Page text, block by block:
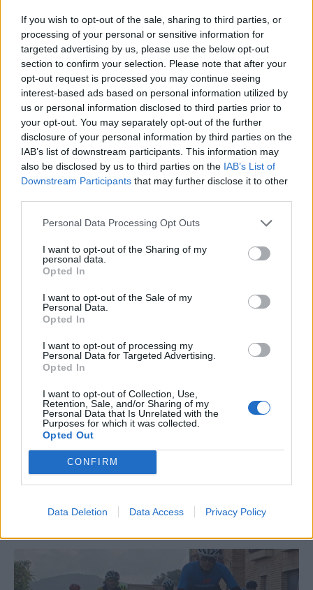
If you wish to opt-out of the sale, sharing to third parties, or
processing of your personal or sensitive information for
targeted advertising by us, please use the below opt-out
section to confirm your selection. Please note that after your
opt-out request is processed you may continue seeing
interest-based ads based on personal information utilized by
us or personal information disclosed to third parties prior to
your opt-out. You may separately opt-out of the further
disclosure of your personal information by third parties on the
IAB’s list of downstream participants. This information may
also be disclosed by us to third parties on the IAB’s List of
Downstream Participants that may further disclose it to other
Personal Data Processing Opt Outs
I want to opt-out of the Sharing of my
personal data.
Opted In
I want to opt-out of the Sale of my
Personal Data.
Opted In
I want to opt-out of processing my
Personal Data for Targeted Advertising.
Opted In
I want to opt-out of Collection, Use,
Retention, Sale, and/or Sharing of my
Personal Data that Is Unrelated with the
Purposes for which it was collected.
Opted Out
CONFIRM
Data Deletion Data Access Privacy Policy
“L’eclipsi serà una oportunitat també
per a gaudir de les Festes Majors
d’Amposta”
31 de juliol de 2026
Blaumut lidera el cartell musical de les
Festes
31 de juliol de 2026
Caçadors de subvencions
Carrega més
Running Sèries Terres de l’Ebre